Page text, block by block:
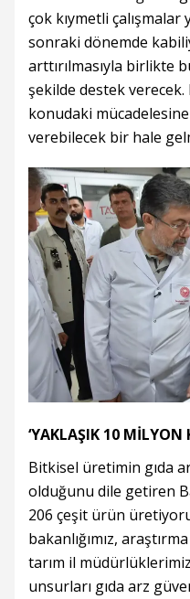
çok kıymetli çalışmalar
sonraki dönemde
arttırılmasıyla birlikte
şekilde destek
konudaki mücadelesine
verebilecek bir hale
‘YAKLAŞIK 10 MİLYON
Bitkisel üretimin gıda
olduğunu dile getiren
206 çeşit ürün
bakanlığımız,
tarım il
unsurları gıda arz